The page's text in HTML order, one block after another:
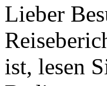
Lieber
ist, lesen